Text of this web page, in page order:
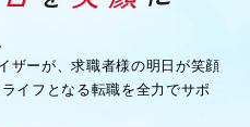
ザーが、求職者様の明日が笑顔
イフとなる転職を全力でサポ